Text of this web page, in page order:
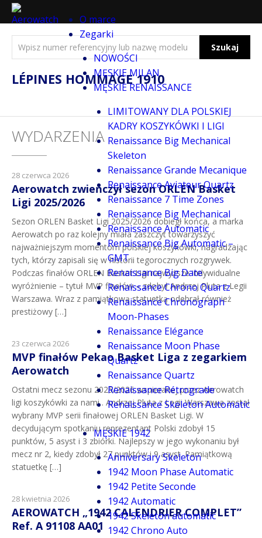
O marce
Zegarki
NOWOŚCI
MĘSKIE MILAN
MĘSKIE RENAISSANCE
LIMITOWANY DLA POLSKIEJ
KADRY KOSZYKÓWKI I LIGI
Renaissance Big Mechanical
Skeleton
Renaissance Grande Mecanique
Renaissance Aviateur Quartz
Renaissance 7 Time Zones
Renaissance Big Mechanical
Renaissance Automatic
Renaissance Big Automatic –
GMT
Renaissance Big Date
Renaissance Chrono Quartz
Renaissance Chronograph
Moon-Phases
Renaissance Elégance
Renaissance Moon Phase
Quartz
Renaissance Quartz
Renaissance Rétrograde
Renaissance Skeleton Automatic
MĘSKIE 1942
Anniversary Skeleton
1942 Moon Phase Automatic
1942 Petite Seconde
1942 Automatic
1942 Skeleton automatic
1942 Chrono Auto
Szukaj
LÉPINES HOMMAGE 1910
WYDARZENIA
28 czerwca 2026
Aerowatch zwieńczył sezon ORLEN Basket
Ligi 2025/2026
Sezon ORLEN Basket Ligi 2025/2026 dobiegł końca, a marka
Aerowatch po raz kolejny miała zaszczyt towarzyszyć
najważniejszym momentom polskiej koszykówki, nagradzając
tych, którzy zapisali się w historii tegorocznych rozgrywek.
Podczas finałów ORLEN Basket Ligi najwyższe indywidualne
wyróżnienie – tytuł MVP finałów – zdobył Andrzej Pluta z Legii
Warszawa. Wraz z pamiątkową statuetką odebrał również
prestiżowy […]
23 czerwca 2026
MVP finałów Pekao Basket Liga z zegarkiem
Aerowatch
Ostatni mecz sezonu 2025/2026 wspieranej przez Aerowatch
ligi koszykówki za nami . Andrzej Pluta z Legii Warszawa został
wybrany MVP serii finałowej ORLEN Basket Ligi. W
decydującym spotkaniu reprezentant Polski zdobył 15
punktów, 5 asyst i 3 zbiórki. Najlepszy w jego wykonaniu był
mecz nr 2, kiedy zdobył 27 punktów i 9 asyst. Pamiątkową
statuetkę […]
28 kwietnia 2026
AEROWATCH „1942 CALENDRIER COMPLET”
Ref. A 91108 AA01